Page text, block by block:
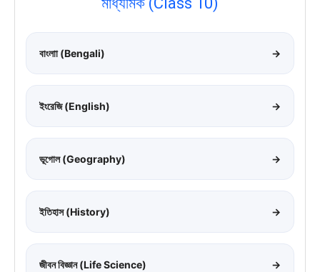
বাংলাা (Bengali) →
ইংরেজি (English) →
ভূগোল (Geography) →
ইতিহাস (History) →
জীবন বিজ্ঞান (Life Science) →